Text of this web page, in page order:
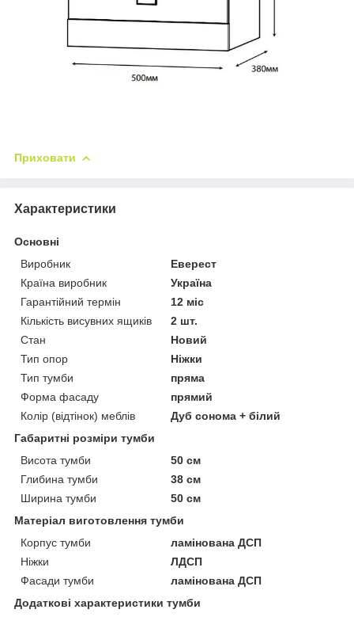
Приховати
Характеристики
Основні
Виробник
Еверест
Країна виробник
Україна
Гарантійний термін
12 міс
Кількість висувних ящиків
2 шт.
Стан
Новий
Тип опор
Ніжки
Тип тумби
пряма
Форма фасаду
прямий
Колір (відтінок) меблів
Дуб сонома + білий
Габаритні розміри тумби
Висота тумби
50 см
Глибина тумби
38 см
Ширина тумби
50 см
Матеріал виготовлення тумби
Корпус тумби
ламінована ДСП
Ніжки
ЛДСП
Фасади тумби
ламінована ДСП
Додаткові характеристики тумби